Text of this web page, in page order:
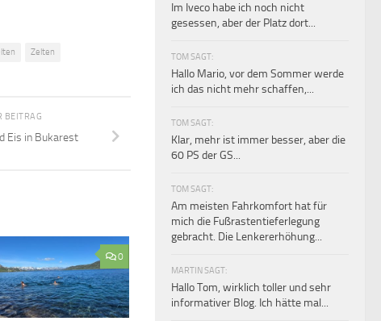
Zelten
BEITRAG
Eis in Bukarest
0
Im Iveco habe ich noch nicht
gesessen, aber der Platz dort...
TOM SAGT:
Hallo Mario, vor dem Sommer werde
ich das nicht mehr schaffen,...
TOM SAGT:
Klar, mehr ist immer besser, aber die
60 PS der GS...
TOM SAGT:
Am meisten Fahrkomfort hat für
mich die Fußrastentieferlegung
gebracht. Die Lenkererhöhung...
MARTIN SAGT:
Hallo Tom, wirklich toller und sehr
informativer Blog. Ich hätte mal...